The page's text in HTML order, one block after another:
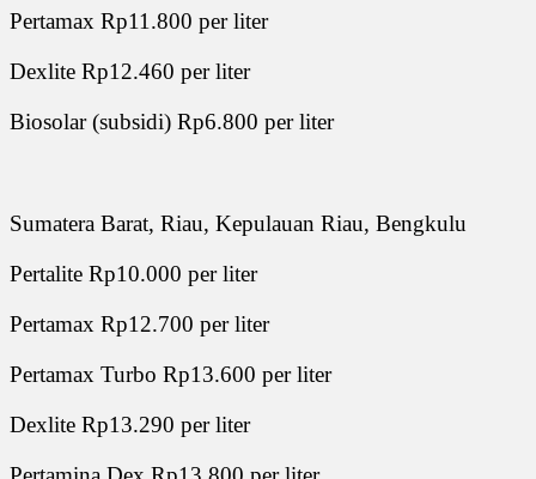
Pertamax Rp11.800 per liter
Dexlite Rp12.460 per liter
Biosolar (subsidi) Rp6.800 per liter
Sumatera Barat, Riau, Kepulauan Riau, Bengkulu
Pertalite Rp10.000 per liter
Pertamax Rp12.700 per liter
Pertamax Turbo Rp13.600 per liter
Dexlite Rp13.290 per liter